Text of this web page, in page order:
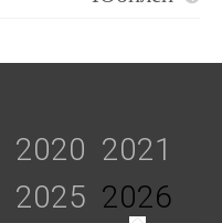
2020 2021
2025 2026